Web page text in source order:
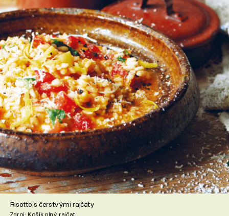
Risotto s čerstvými rajčaty
Zdroj: Košík plný rajčat